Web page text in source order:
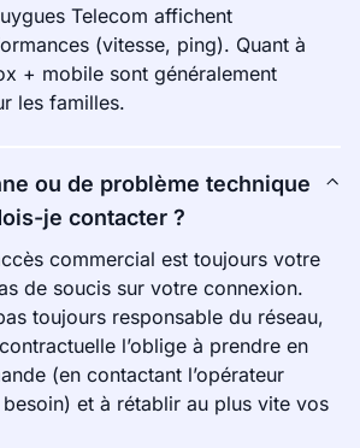
Telecom affichent
(vitesse, ping). Quant à
+ mobile sont généralement
les familles.
ou de problème technique
je contacter ?
commercial est toujours votre
de soucis sur votre connexion.
toujours responsable du réseau,
l’oblige à prendre en
(en contactant l’opérateur
et à rétablir au plus vite vos